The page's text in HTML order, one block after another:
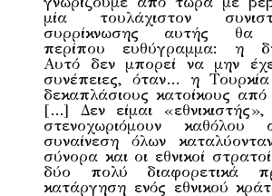
μία τουλάχιστον
συρρίκνωσης αυτής θα
περίπου ευθύγραμμα: η
Αυτό δεν μπορεί να μην
συνέπειες, όταν… η
δεκαπλάσιους κατοίκους
[…] Δεν είμαι
στενοχωριόμουν
συναίνεση όλων
σύνορα και οι εθνικοί
δύο πολύ διαφορετικά
κατάργηση ενός εθνικού